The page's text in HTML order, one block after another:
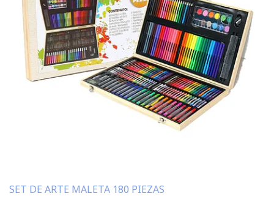
SET DE ARTE MALETA 180 PIEZAS